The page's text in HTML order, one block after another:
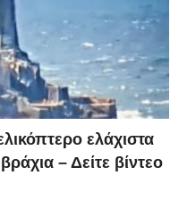
ελάχιστα
– Δείτε βίντεο